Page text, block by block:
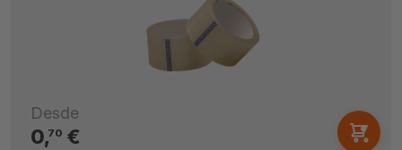
Desde
0,70€